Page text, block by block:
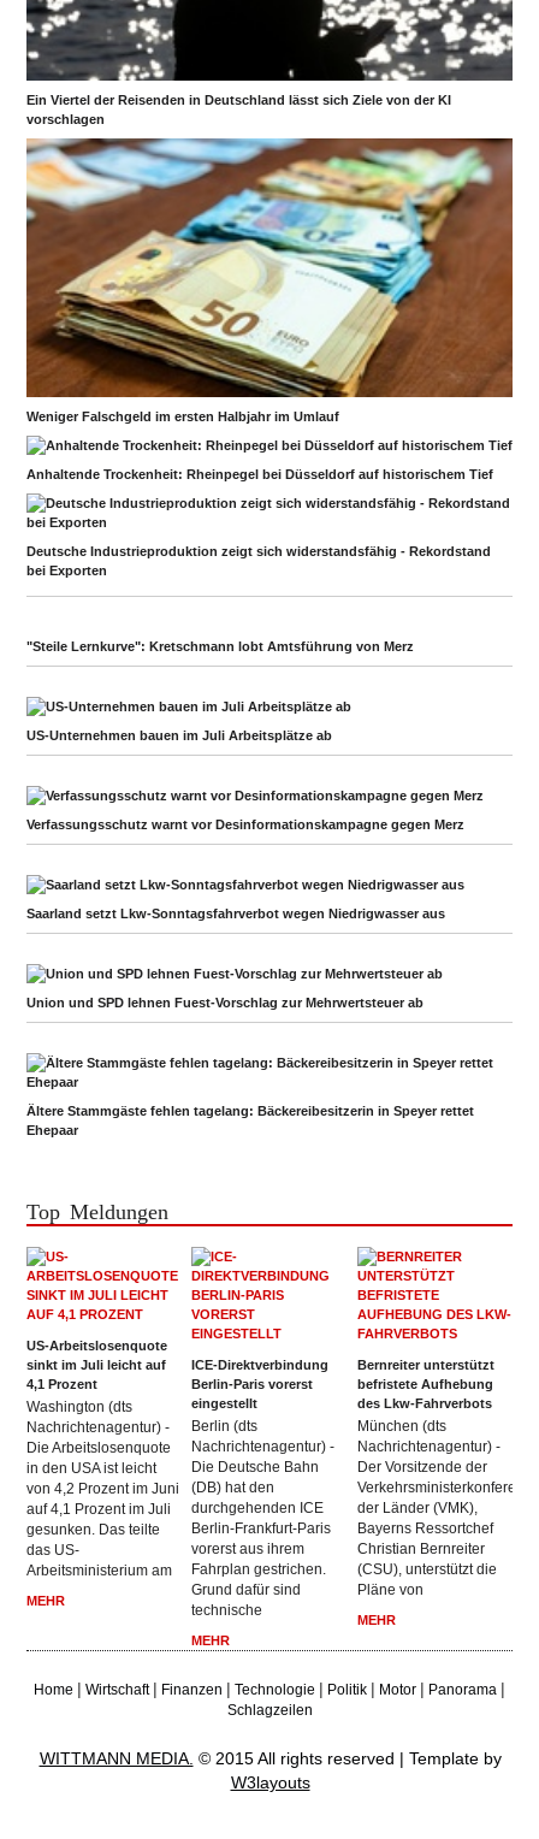
Ein Viertel der Reisenden in Deutschland lässt sich Ziele von der KI
vorschlagen
Weniger Falschgeld im ersten Halbjahr im Umlauf
Anhaltende Trockenheit: Rheinpegel bei Düsseldorf auf historischem Tief
Deutsche Industrieproduktion zeigt sich widerstandsfähig - Rekordstand
bei Exporten
"Steile Lernkurve": Kretschmann lobt Amtsführung von Merz
US-Unternehmen bauen im Juli Arbeitsplätze ab
Verfassungsschutz warnt vor Desinformationskampagne gegen Merz
Saarland setzt Lkw-Sonntagsfahrverbot wegen Niedrigwasser aus
Union und SPD lehnen Fuest-Vorschlag zur Mehrwertsteuer ab
Ältere Stammgäste fehlen tagelang: Bäckereibesitzerin in Speyer rettet
Ehepaar
Top Meldungen
US-Arbeitslosenquote
sinkt im Juli leicht auf
4,1 Prozent
Washington (dts
Nachrichtenagentur) -
Die Arbeitslosenquote
in den USA ist leicht
von 4,2 Prozent im Juni
auf 4,1 Prozent im Juli
gesunken. Das teilte
das US-
Arbeitsministerium am
MEHR
ICE-Direktverbindung
Berlin-Paris vorerst
eingestellt
Berlin (dts
Nachrichtenagentur) -
Die Deutsche Bahn
(DB) hat den
durchgehenden ICE
Berlin-Frankfurt-Paris
vorerst aus ihrem
Fahrplan gestrichen.
Grund dafür sind
technische
MEHR
Bernreiter unterstützt
befristete Aufhebung
des Lkw-Fahrverbots
München (dts
Nachrichtenagentur) -
Der Vorsitzende der
Verkehrsministerkonferenz
der Länder (VMK),
Bayerns Ressortchef
Christian Bernreiter
(CSU), unterstützt die
Pläne von
MEHR
Home|Wirtschaft| Finanzen|Technologie| Politik| Motor| Panorama|
Schlagzeilen
WITTMANN MEDIA. © 2015 All rights reserved | Template by
W3layouts